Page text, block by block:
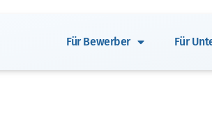
Für Bewerber Für